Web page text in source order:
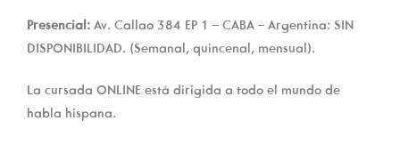
Presencial: Av. Callao 384 EP 1 – CABA – Argentina: SIN
DISPONIBILIDAD. (Semanal, quincenal, mensual).
La cursada ONLINE está dirigida a todo el mundo de
habla hispana.